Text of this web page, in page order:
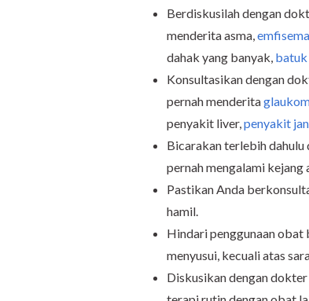
Berdiskusilah dengan
menderita asma,emfisema
dahak yang banyak,
Konsultasikan dengan
pernah menderita
penyakit liver,penyakit
Bicarakan terlebih dahulu
pernah mengalami kejang
Pastikan Anda
hamil.
Hindari penggunaan obat
menyusui, kecuali atas
Diskusikan dengan